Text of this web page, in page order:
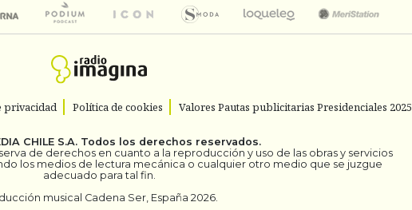
privacidad Política de cookies Valores Pautas publicitarias Presidenciales 2025
CHILE S.A. Todos los derechos reservados.
de derechos en cuanto a la reproducción y uso de las obras y servicios
los medios de lectura mecánica o cualquier otro medio que se juzgue
adecuado para tal fin.
musical Cadena Ser, España 2026.